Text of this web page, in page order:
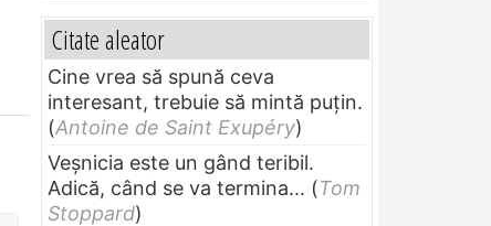
Citate aleator
Cine vrea să spună ceva
interesant, trebuie să mintă puțin.
(Antoine de Saint Exupéry)
Veșnicia este un gând teribil.
Adică, când se va termina... (Tom
Stoppard)